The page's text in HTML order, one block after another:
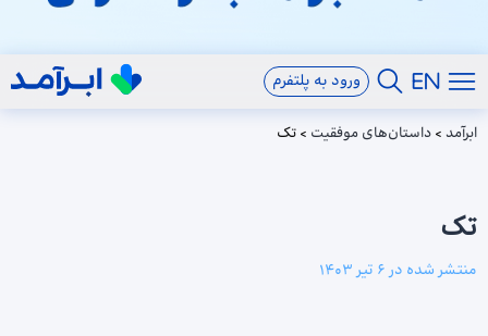
ورود به پلتفرم
ابرآمد > داستان‌های موفقیت > تک
تک
منتشر شده در6 تیر 1403